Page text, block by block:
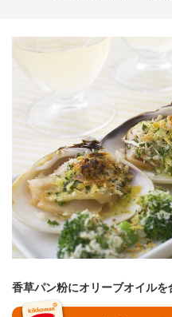
香草パン粉にオリーブオイルを